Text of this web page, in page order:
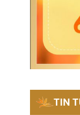
TIN